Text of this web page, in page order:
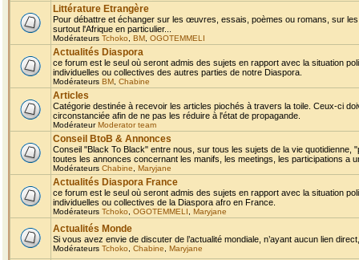
Littérature Etrangère
Pour débattre et échanger sur les œuvres, essais, poèmes ou romans, sur
surtout l'Afrique en particulier...
Modérateurs Tchoko BM OGOTEMMELI
Actualités Diaspora
ce forum est le seul où seront admis des sujets en rapport avec la situation
individuelles ou collectives des autres parties de notre Diaspora.
Modérateurs BM Chabine
Articles
Catégorie destinée à recevoir les articles piochés à travers la toile. Ceux-ci
circonstanciée afin de ne pas les réduire à l'état de propagande.
ModérateurModerator team
Conseil BtoB & Annonces
Conseil "Black To Black" entre nous, sur tous les sujets de la vie
toutes les annonces concernant les manifs, les meetings, les participations a
Modérateurs Chabine Maryjane
Actualités Diaspora France
ce forum est le seul où seront admis des sujets en rapport avec la situation
individuelles ou collectives de la Diaspora afro en France.
Modérateurs Tchoko OGOTEMMELI Maryjane
Actualités Monde
Si vous avez envie de discuter de l’actualité mondiale, n’ayant aucun lien
Modérateurs Tchoko Chabine Maryjane